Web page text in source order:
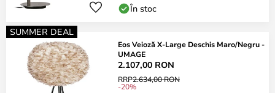
În stoc
SUMMER DEAL
Eos Veioză X-Large Deschis Maro/Negru -
UMAGE
2.107,00 RON
RRP2.634,00 RON
-20%